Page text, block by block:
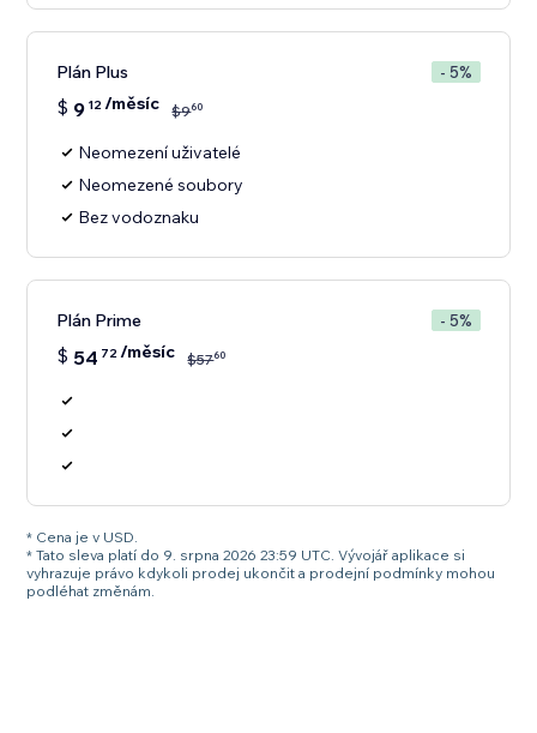
Plán Plus - 5%
$ 9 12/měsíc $960
Neomezení uživatelé
Neomezené soubory
Bez vodoznaku
Plán Prime - 5%
$ 54 72/měsíc $5760
* Cena je v USD.
* Tato sleva platí do 9. srpna 2026 23:59 UTC. Vývojář aplikace si
vyhrazuje právo kdykoli prodej ukončit a prodejní podmínky mohou
podléhat změnám.